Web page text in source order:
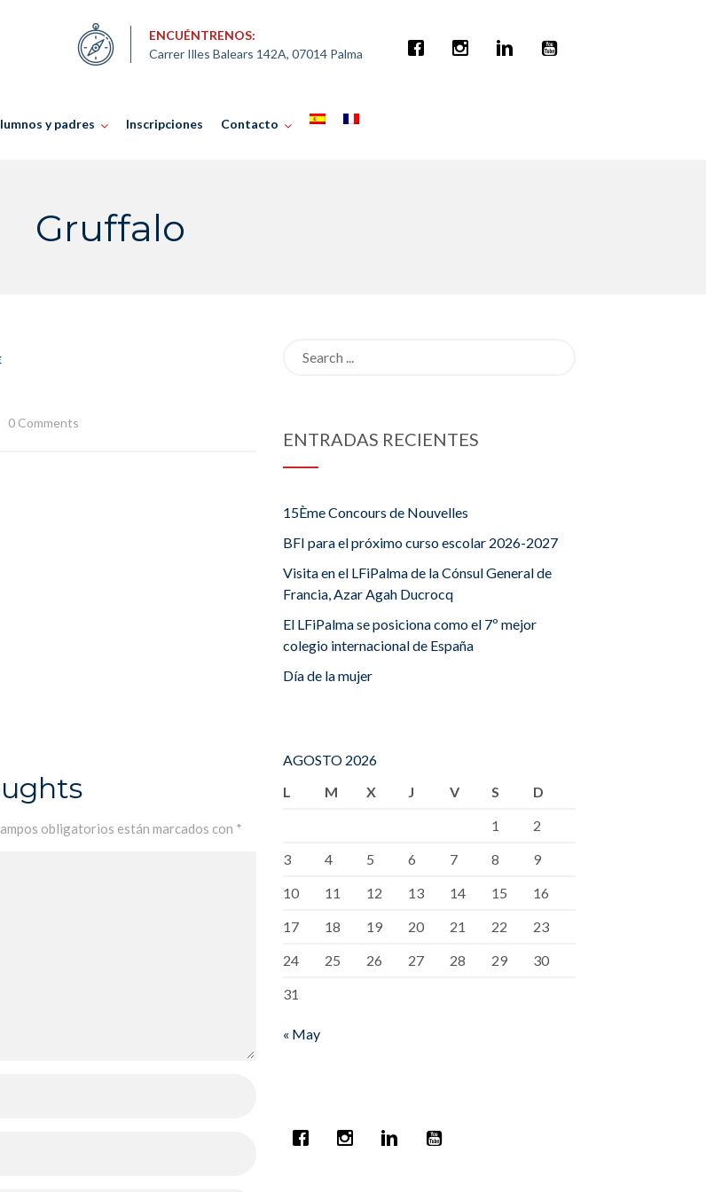
ENCUÉNTRENOS:
Carrer Illes Balears 142A, 07014 Palma
y padres Inscripciones Contacto
Gruffalo
0 Comments
obligatorios están marcados con *
ENTRADAS RECIENTES
15Ème Concours de Nouvelles
BFI para el próximo curso escolar 2026-2027
Visita en el LFiPalma de la Cónsul General de
Francia, Azar Agah Ducrocq
El LFiPalma se posiciona como el 7º mejor
colegio internacional de España
Día de la mujer
AGOSTO 2026
L
M X J V S
D
1
2
3
4 5 6 7 8
9
10
11 12 13 14 15
16
17
18 19 20 21 22
23
24
25 26 27 28 29
30
31
« May